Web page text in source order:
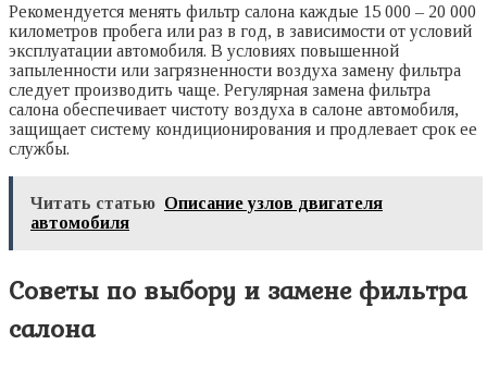
Рекомендуется менять фильтр салона каждые 15 000 – 20 000
километров пробега или раз в год, в зависимости от условий
эксплуатации автомобиля. В условиях повышенной
запыленности или загрязненности воздуха замену фильтра
следует производить чаще. Регулярная замена фильтра
салона обеспечивает чистоту воздуха в салоне автомобиля,
защищает систему кондиционирования и продлевает срок ее
службы.
Читать статью Описание узлов двигателя
автомобиля
Советы по выбору и замене фильтра
салона